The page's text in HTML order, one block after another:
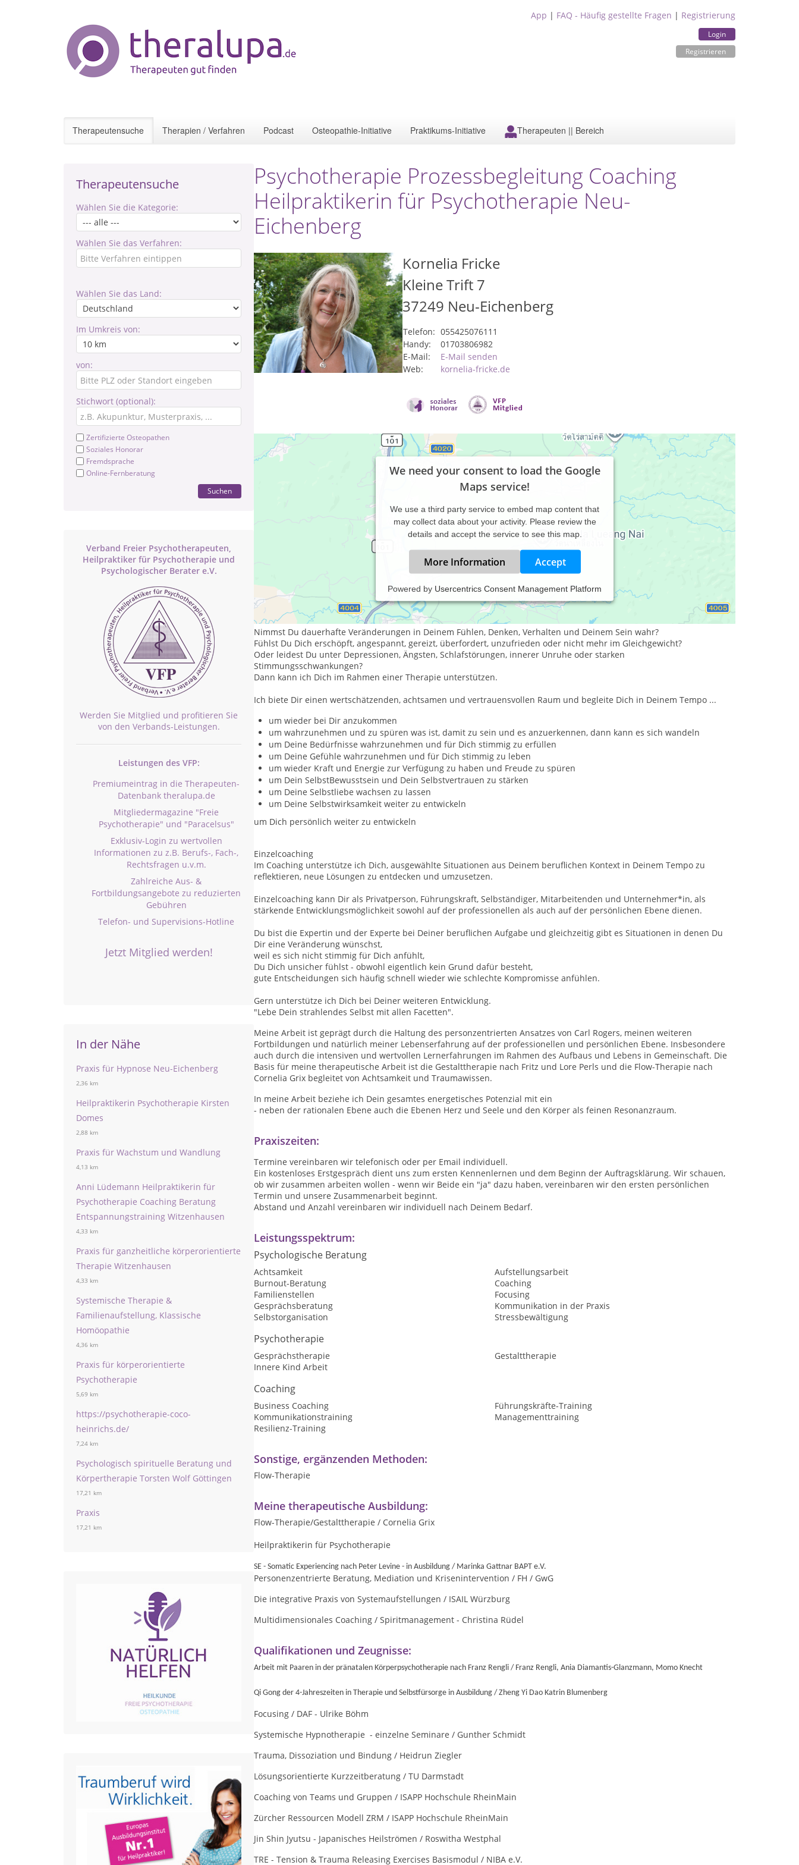
App | FAQ - Häufig gestellte Fragen | Registrierung
Login
Registrieren
Therapeutensuche Therapien / Verfahren Podcast Osteopathie-Initiative Praktikums-Initiative Therapeuten || Bereich
Therapeutensuche
Wählen Sie die Kategorie:
Wählen Sie das Verfahren:
Wählen Sie das Land:
Im Umkreis von:
von:
Stichwort (optional):
Zertifizierte Osteopathen
Soziales Honorar
Fremdsprache
Online-Fernberatung
Suchen
Verband Freier Psychotherapeuten,
Heilpraktiker für Psychotherapie und
Psychologischer Berater e.V.
Werden Sie Mitglied und profitieren Sie
von den Verbands-Leistungen.
Leistungen des VFP:
Premiumeintrag in die Therapeuten-
Datenbank theralupa.de
Mitgliedermagazine "Freie
Psychotherapie" und "Paracelsus"
Exklusiv-Login zu wertvollen
Informationen zu z.B. Berufs-, Fach-,
Rechtsfragen u.v.m.
Zahlreiche Aus- &
Fortbildungsangebote zu reduzierten
Gebühren
Telefon- und Supervisions-Hotline
Jetzt Mitglied werden!
In der Nähe
Praxis für Hypnose Neu-Eichenberg
2,36 km
Heilpraktikerin Psychotherapie Kirsten
Domes
2,88 km
Praxis für Wachstum und Wandlung
4,13 km
Anni Lüdemann Heilpraktikerin für
Psychotherapie Coaching Beratung
Entspannungstraining Witzenhausen
4,33 km
Praxis für ganzheitliche körperorientierte
Therapie Witzenhausen
4,33 km
Systemische Therapie &
Familienaufstellung, Klassische
Homöopathie
4,36 km
Praxis für körperorientierte
Psychotherapie
5,69 km
https://psychotherapie-coco-
heinrichs.de/
7,24 km
Psychologisch spirituelle Beratung und
Körpertherapie Torsten Wolf Göttingen
17,21 km
Praxis
17,21 km
Psychotherapie Prozessbegleitung Coaching
Heilpraktikerin für Psychotherapie Neu-
Eichenberg
Kornelia Fricke
Kleine Trift 7
37249 Neu-Eichenberg
Telefon: 055425076111
Handy:
01703806982
E-Mail:
E-Mail senden
Web:
kornelia-fricke.de
We need your consent to load the Google
Maps service!
We use a third party service to embed map content that
may collect data about your activity. Please review the
details and accept the service to see this map.
More Information Accept
Powered by Usercentrics Consent Management Platform
Herzlich Willkommen
ich biete TherapieundCoaching in Göttingen Neu-Eichenbergan.
Nimmst Du dauerhafte Veränderungen in Deinem Fühlen, Denken, Verhalten und Deinem Sein wahr?
Fühlst Du Dich erschöpft, angespannt, gereizt, überfordert, unzufrieden oder nicht mehr im Gleichgewicht?
Oder leidest Du unter Depressionen, Ängsten, Schlafstörungen, innerer Unruhe oder starken
Stimmungsschwankungen?
Dann kann ich Dich im Rahmen einer Therapie unterstützen.
Ich biete Dir einen wertschätzenden, achtsamen und vertrauensvollen Raum und begleite Dich in Deinem Tempo ...
um wieder bei Dir anzukommen
um wahrzunehmen und zu spüren was ist, damit zu sein und es anzuerkennen, dann kann es sich wandeln
um Deine Bedürfnisse wahrzunehmen und für Dich stimmig zu erfüllen
um Deine Gefühle wahrzunehmen und für Dich stimmig zu leben
um wieder Kraft und Energie zur Verfügung zu haben und Freude zu spüren
um Dein SelbstBewusstsein und Dein Selbstvertrauen zu stärken
um Deine Selbstliebe wachsen zu lassen
um Deine Selbstwirksamkeit weiter zu entwickeln
um Dich persönlich weiter zu entwickeln
Einzelcoaching
Im Coaching unterstütze ich Dich, ausgewählte Situationen aus Deinem beruflichen Kontext in Deinem Tempo zu
reflektieren, neue Lösungen zu entdecken und umzusetzen.
Einzelcoaching kann Dir als Privatperson, Führungskraft, Selbständiger, Mitarbeitenden und Unternehmer*in, als
stärkende Entwicklungsmöglichkeit sowohl auf der professionellen als auch auf der persönlichen Ebene dienen.
Du bist die Expertin und der Experte bei Deiner beruflichen Aufgabe und gleichzeitig gibt es Situationen in denen Du
Dir eine Veränderung wünschst,
weil es sich nicht stimmig für Dich anfühlt,
Du Dich unsicher fühlst - obwohl eigentlich kein Grund dafür besteht,
gute Entscheidungen sich häufig schnell wieder wie schlechte Kompromisse anfühlen.
Gern unterstütze ich Dich bei Deiner weiteren Entwicklung.
"Lebe Dein strahlendes Selbst mit allen Facetten".
Meine Arbeit ist geprägt durch die Haltung des personzentrierten Ansatzes von Carl Rogers, meinen weiteren
Fortbildungen und natürlich meiner Lebenserfahrung auf der professionellen und persönlichen Ebene. Insbesondere
auch durch die intensiven und wertvollen Lernerfahrungen im Rahmen des Aufbaus und Lebens in Gemeinschaft. Die
Basis für meine therapeutische Arbeit ist die Gestalttherapie nach Fritz und Lore Perls und die Flow-Therapie nach
Cornelia Grix begleitet von Achtsamkeit und Traumawissen.
In meine Arbeit beziehe ich Dein gesamtes energetisches Potenzial mit ein
- neben der rationalen Ebene auch die Ebenen Herz und Seele und den Körper als feinen Resonanzraum.
Praxiszeiten:
Termine vereinbaren wir telefonisch oder per Email individuell.
Ein kostenloses Erstgespräch dient uns zum ersten Kennenlernen und dem Beginn der Auftragsklärung. Wir schauen,
ob wir zusammen arbeiten wollen - wenn wir Beide ein "ja" dazu haben, vereinbaren wir den ersten persönlichen
Termin und unsere Zusammenarbeit beginnt.
Abstand und Anzahl vereinbaren wir individuell nach Deinem Bedarf.
Leistungsspektrum:
Psychologische Beratung
Achtsamkeit
Aufstellungsarbeit
Burnout-Beratung
Coaching
Familienstellen
Focusing
Gesprächsberatung
Kommunikation in der Praxis
Selbstorganisation
Stressbewältigung
Psychotherapie
Gesprächstherapie
Gestalttherapie
Innere Kind Arbeit
Coaching
Business Coaching
Führungskräfte-Training
Kommunikationstraining
Managementtraining
Resilienz-Training
Sonstige, ergänzenden Methoden:
Flow-Therapie
Meine therapeutische Ausbildung:
Flow-Therapie/Gestalttherapie / Cornelia Grix
Heilpraktikerin für Psychotherapie
SE - Somatic Experiencing nach Peter Levine - in Ausbildung / Marinka Gattnar BAPT e.V.
Personenzentrierte Beratung, Mediation und Krisenintervention / FH / GwG
Die integrative Praxis von Systemaufstellungen / ISAIL Würzburg
Multidimensionales Coaching / Spiritmanagement - Christina Rüdel
Qualifikationen und Zeugnisse:
Arbeit mit Paaren in der pränatalen Körperpsychotherapie nach Franz Rengli / Franz Rengli, Ania Diamantis-Glanzmann, Momo Knecht
Qi Gong der 4-Jahreszeiten in Therapie und Selbstfürsorge in Ausbildung / Zheng Yi Dao Katrin Blumenberg
Focusing / DAF - Ulrike Böhm
Systemische Hypnotherapie - einzelne Seminare / Gunther Schmidt
Trauma, Dissoziation und Bindung / Heidrun Ziegler
Lösungsorientierte Kurzzeitberatung / TU Darmstadt
Coaching von Teams und Gruppen / ISAPP Hochschule RheinMain
Zürcher Ressourcen Modell ZRM / ISAPP Hochschule RheinMain
Jin Shin Jyutsu - Japanisches Heilströmen / Roswitha Westphal
TRE - Tension & Trauma Releasing Exercises Basismodul / NIBA e.V.